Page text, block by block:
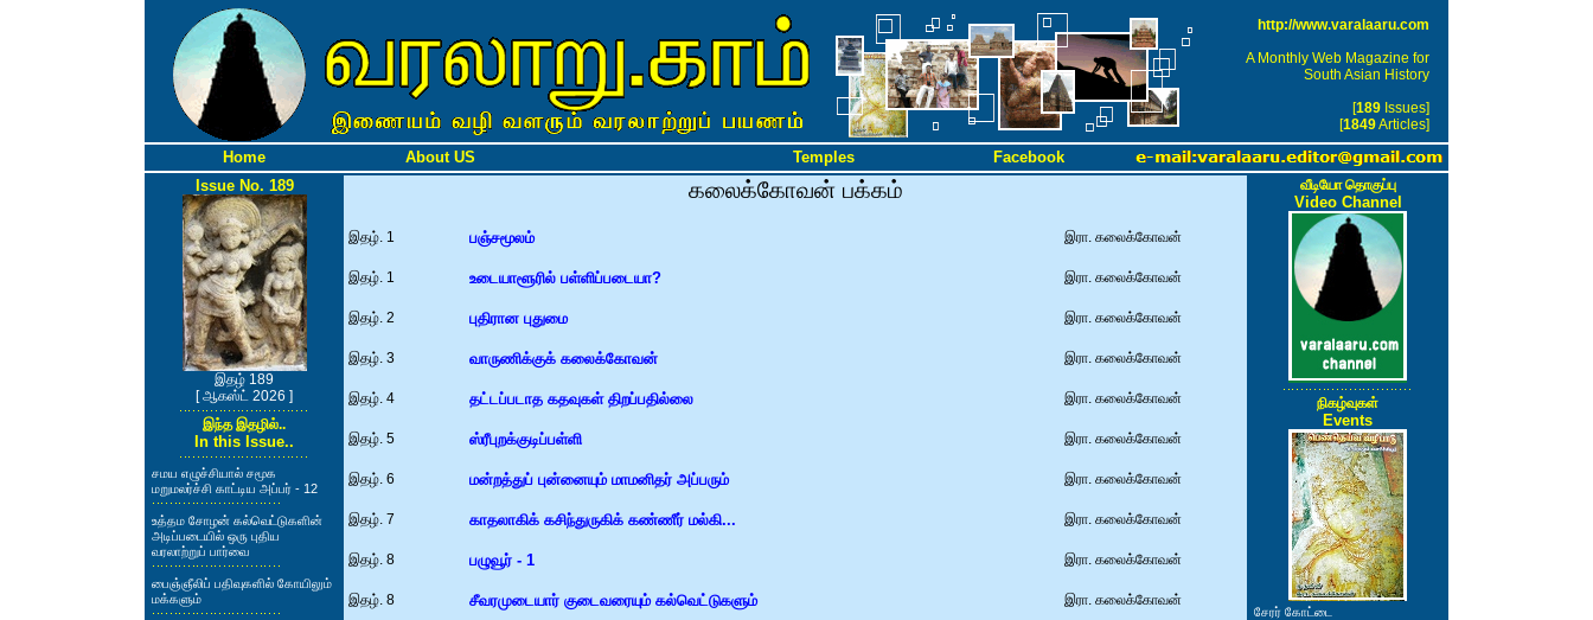
http://www.varalaaru.com
A Monthly Web Magazine for
South Asian History
[189Issues]
[1849Articles]
Home About US Temples
Facebook
Issue No. 189
இதழ் 189
[ ஆகஸ்ட் 2026 ]
இந்த இதழில்..
In this Issue..
சமய எழுச்சியால் சமூக
மறுமலர்ச்சி காட்டிய அப்பர் - 12
உத்தம சோழன் கல்வெட்டுகளின்
அடிப்படையில் ஒரு புதிய
வரலாற்றுப் பார்வை
பைஞ்ஞீலிப் பதிவுகளில் கோயிலும்
மக்களும்
கலைக்கோவன் பக்கம்
இதழ். 1 பஞ்சமூலம் இரா. கலைக்கோவன்
இதழ். 1 உடையாளூரில் பள்ளிப்படையா? இரா. கலைக்கோவன்
இதழ். 2 புதிரான புதுமை இரா. கலைக்கோவன்
இதழ். 3 வாருணிக்குக் கலைக்கோவன் இரா. கலைக்கோவன்
இதழ். 4 தட்டப்படாத கதவுகள் திறப்பதில்லை இரா. கலைக்கோவன்
இதழ். 5 ஸ்ரீபுறக்குடிப்பள்ளி இரா. கலைக்கோவன்
இதழ். 6 மன்றத்துப் புன்னையும் மாமனிதர் அப்பரும் இரா. கலைக்கோவன்
இதழ். 7 காதலாகிக் கசிந்துருகிக் கண்ணீர் மல்கி... இரா. கலைக்கோவன்
இதழ். 8 பழுவூர் - 1 இரா. கலைக்கோவன்
இதழ். 8 சீவரமுடையார் குடைவரையும் கல்வெட்டுகளும் இரா. கலைக்கோவன்
வீடியோ தொகுப்பு
Video Channel
நிகழ்வுகள்
Events
சேரர் கோட்டை